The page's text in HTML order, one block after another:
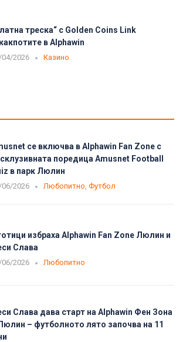
треска“ с Golden Coins Link
в Alphawin
04/2026 Казино
се включва в Alphawin Fan Zone с
поредица Amusnet Football
в парк Люлин
06/2026 Любопитно Футбол
избраха Alphawin Fan Zone Люлин и
Слава
06/2026 Любопитно
Слава дава старт на Alphawin Фен Зона
– футболното лято започва на 11